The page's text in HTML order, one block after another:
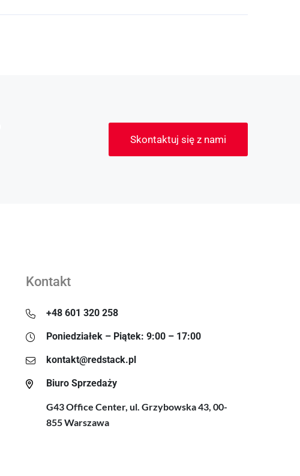
Skontaktuj się z nami
Kontakt
+48 601 320 258
Poniedziałek – Piątek: 9:00 – 17:00
kontakt@redstack.pl
Biuro Sprzedaży
G43 Office Center, ul. Grzybowska 43, 00-
855 Warszawa